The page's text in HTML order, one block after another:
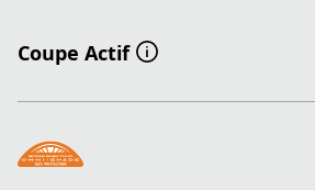
Coupe Actif